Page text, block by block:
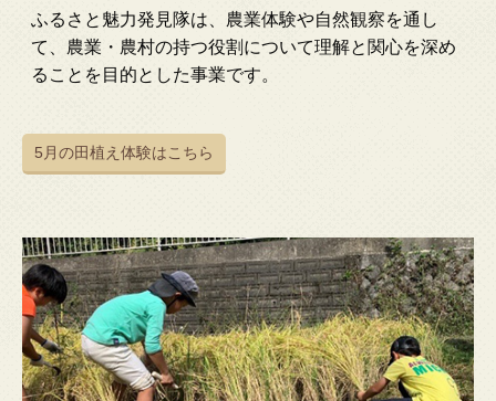
ふるさと魅力発見隊は、農業体験や自然観察を通し
て、農業・農村の持つ役割について理解と関心を深め
ることを目的とした事業です。
5月の田植え体験はこちら